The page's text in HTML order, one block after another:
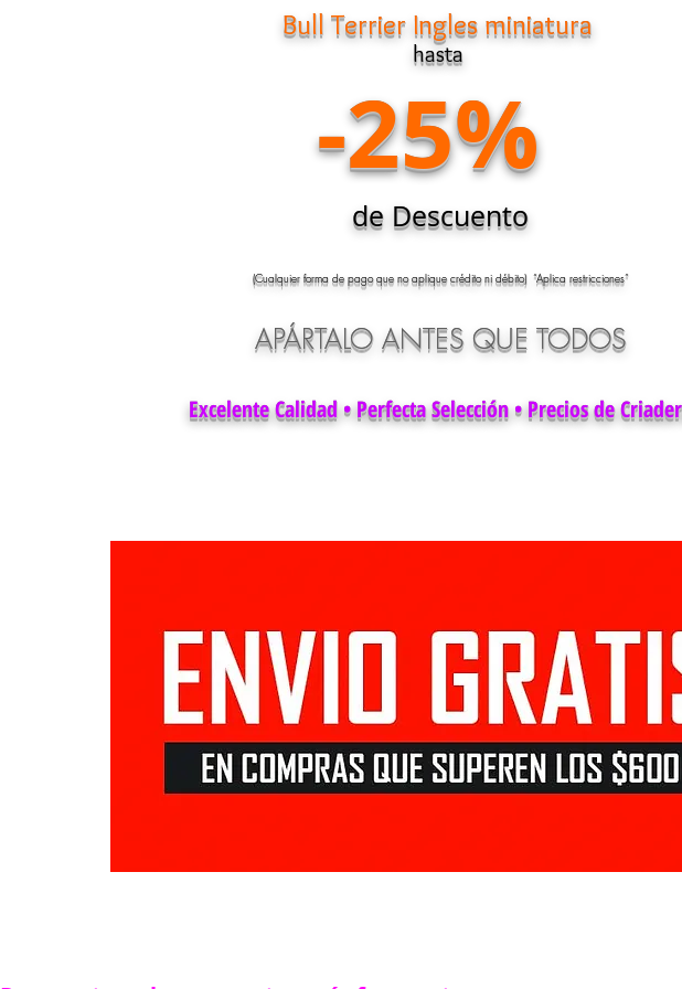
Bull Terrier Ingles miniatura
hasta
-25%
de Descuento
(Cualquier forma de pago que no aplique crédito ni débito) “Aplica restricciones”
APÁRTALO ANTES QUE TODOS
Excelente Calidad • Perfecta Selección • Precios de